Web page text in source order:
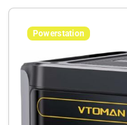
Powerstation